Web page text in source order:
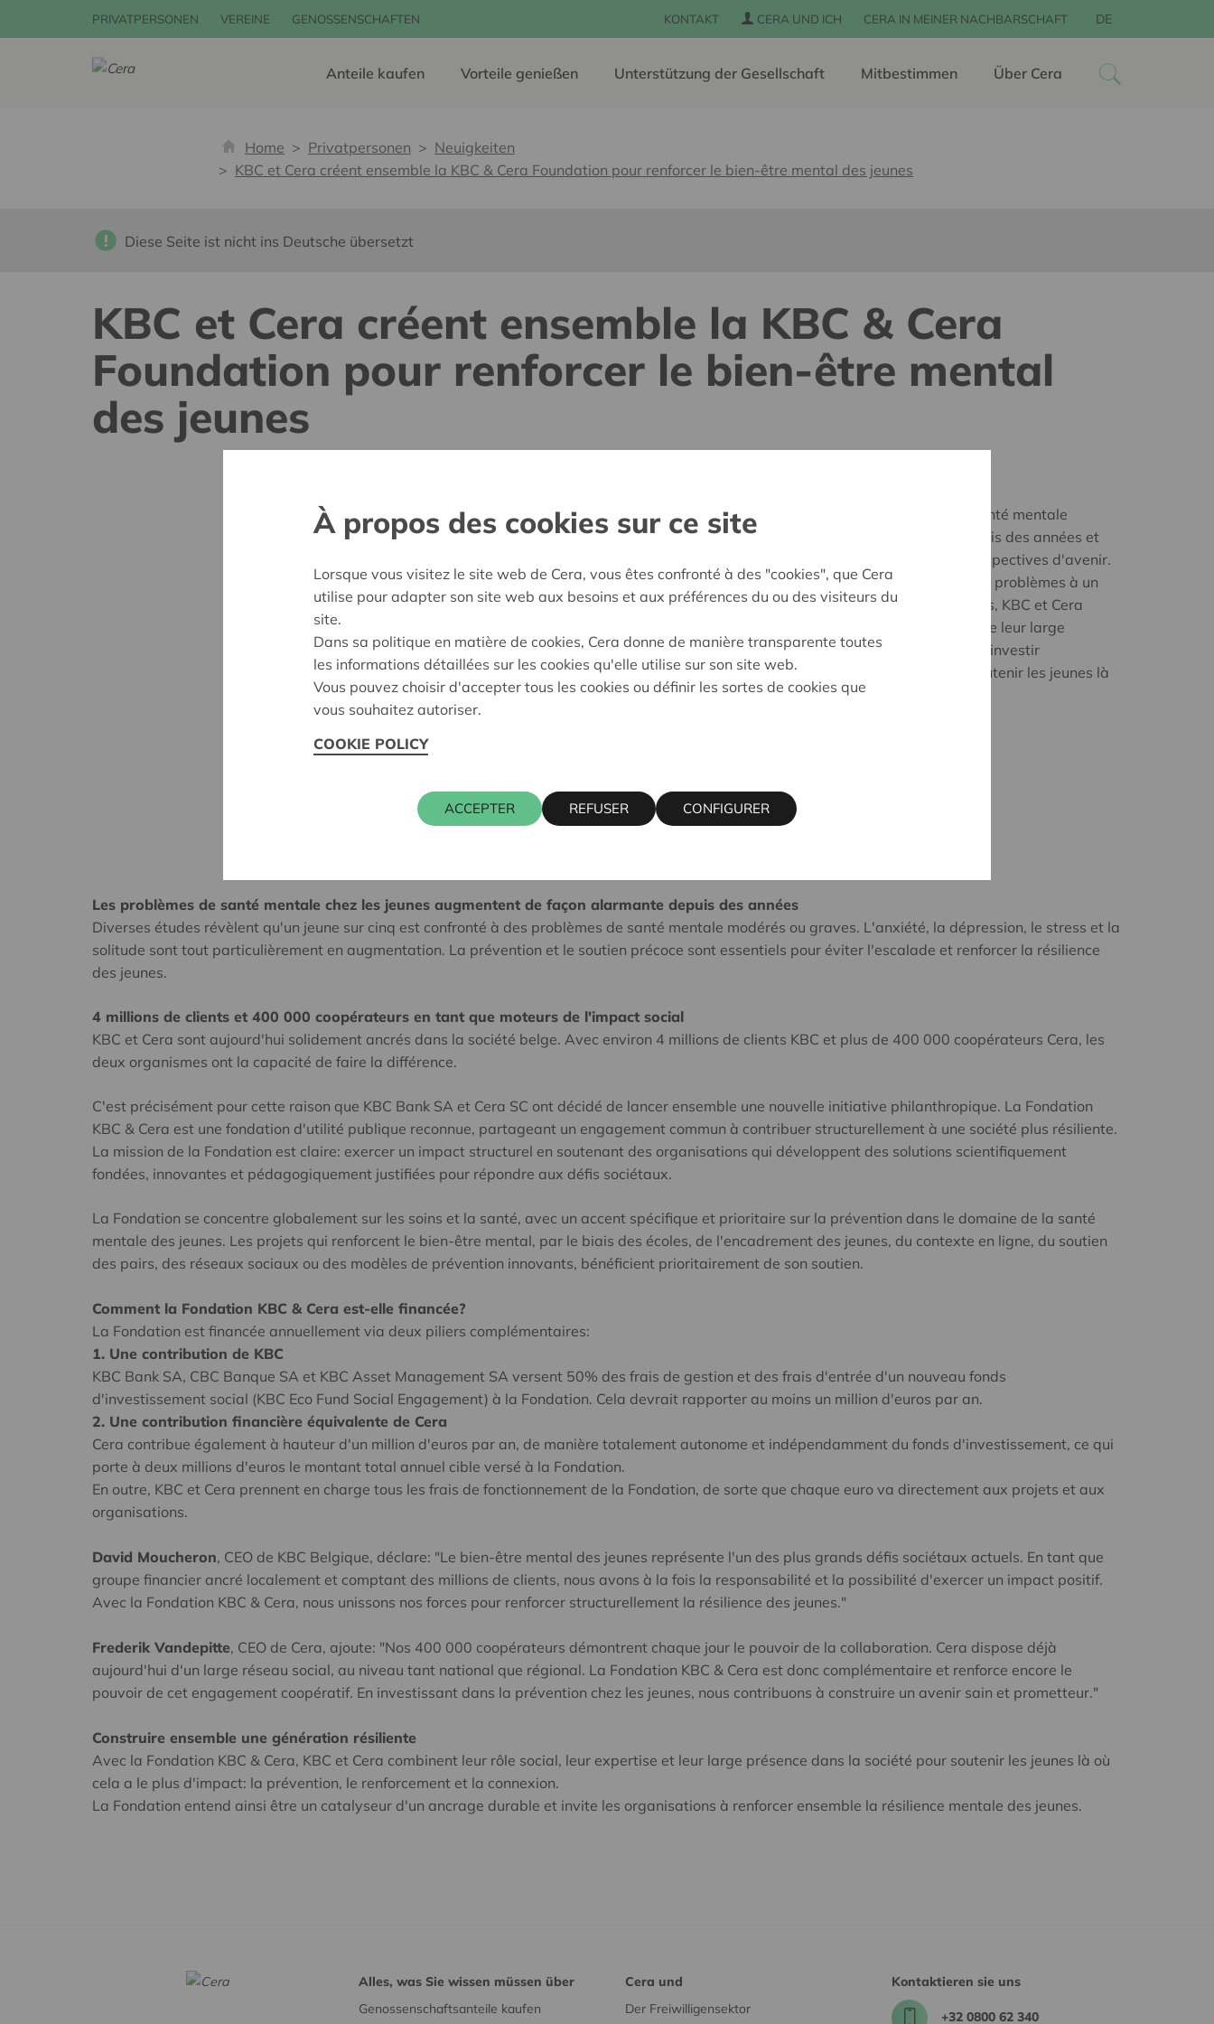
PRIVATPERSONEN VEREINE GENOSSENSCHAFTEN KONTAKT CERA UND ICH CERA IN MEINER NACHBARSCHAFT DE
Anteile kaufen Vorteile genießen Unterstützung der Gesellschaft Mitbestimmen Über Cera
Home Privatpersonen
Neuigkeiten
KBC et Cera créent ensemble la KBC & Cera Foundation pour renforcer le bien-être mental des jeunes
Diese Seite ist nicht ins Deutsche übersetzt
KBC et Cera créent ensemble la KBC & Cera
Foundation pour renforcer le bien-être mental
des jeunes
Un jeune sur cinq est confronté à des problèmes de santé mentale
modérés ou graves, une tendance qui s'accentue depuis des années et
qui pèse de plus en plus sur leur bien-être et leurs perspectives d'avenir.
Parce que la prévention est essentielle pour traiter ces problèmes à un
stade précoce et pour renforcer la résilience des jeunes, KBC et Cera
créent conjointement la Fondation KBC & Cera. Forts de leur large
ancrage social, KBC et Cera unissent leurs forces pour investir
structurellement dans le bien-être mental et mieux soutenir les jeunes là
où cela a le plus d'impact.
Les problèmes de santé mentale chez les jeunes augmentent de façon alarmante depuis des années
Diverses études révèlent qu'un jeune sur cinq est confronté à des problèmes de santé mentale modérés ou graves. L'anxiété, la dépression, le stress et la
solitude sont tout particulièrement en augmentation. La prévention et le soutien précoce sont essentiels pour éviter l'escalade et renforcer la résilience
des jeunes.
4 millions de clients et 400 000 coopérateurs en tant que moteurs de l'impact social
KBC et Cera sont aujourd'hui solidement ancrés dans la société belge. Avec environ 4 millions de clients KBC et plus de 400 000 coopérateurs Cera, les
deux organismes ont la capacité de faire la différence.
C'est précisément pour cette raison que KBC Bank SA et Cera SC ont décidé de lancer ensemble une nouvelle initiative philanthropique. La Fondation
KBC & Cera est une fondation d'utilité publique reconnue, partageant un engagement commun à contribuer structurellement à une société plus résiliente.
La mission de la Fondation est claire: exercer un impact structurel en soutenant des organisations qui développent des solutions scientifiquement
fondées, innovantes et pédagogiquement justifiées pour répondre aux défis sociétaux.
La Fondation se concentre globalement sur les soins et la santé, avec un accent spécifique et prioritaire sur la prévention dans le domaine de la santé
mentale des jeunes. Les projets qui renforcent le bien-être mental, par le biais des écoles, de l'encadrement des jeunes, du contexte en ligne, du soutien
des pairs, des réseaux sociaux ou des modèles de prévention innovants, bénéficient prioritairement de son soutien.
Comment la Fondation KBC & Cera est-elle financée?
La Fondation est financée annuellement via deux piliers complémentaires:
1. Une contribution de KBC
KBC Bank SA, CBC Banque SA et KBC Asset Management SA versent 50% des frais de gestion et des frais d'entrée d'un nouveau fonds
d'investissement social (KBC Eco Fund Social Engagement) à la Fondation. Cela devrait rapporter au moins un million d'euros par an.
2. Une contribution financière équivalente de Cera
Cera contribue également à hauteur d'un million d'euros par an, de manière totalement autonome et indépendamment du fonds d'investissement, ce qui
porte à deux millions d'euros le montant total annuel cible versé à la Fondation.
En outre, KBC et Cera prennent en charge tous les frais de fonctionnement de la Fondation, de sorte que chaque euro va directement aux projets et aux
organisations.
David Moucheron, CEO de KBC Belgique, déclare: "Le bien-être mental des jeunes représente l'un des plus grands défis sociétaux actuels. En tant que
groupe financier ancré localement et comptant des millions de clients, nous avons à la fois la responsabilité et la possibilité d'exercer un impact positif.
Avec la Fondation KBC & Cera, nous unissons nos forces pour renforcer structurellement la résilience des jeunes."
Frederik Vandepitte, CEO de Cera, ajoute: "Nos 400 000 coopérateurs démontrent chaque jour le pouvoir de la collaboration. Cera dispose déjà
aujourd'hui d'un large réseau social, au niveau tant national que régional. La Fondation KBC & Cera est donc complémentaire et renforce encore le
pouvoir de cet engagement coopératif. En investissant dans la prévention chez les jeunes, nous contribuons à construire un avenir sain et prometteur."
Construire ensemble une génération résiliente
Avec la Fondation KBC & Cera, KBC et Cera combinent leur rôle social, leur expertise et leur large présence dans la société pour soutenir les jeunes là où
cela a le plus d'impact: la prévention, le renforcement et la connexion.
La Fondation entend ainsi être un catalyseur d'un ancrage durable et invite les organisations à renforcer ensemble la résilience mentale des jeunes.
Alles, was Sie wissen müssen über
Genossenschaftsanteile kaufen
Cera und
Der Freiwilligensektor
Kontaktieren sie uns
+32 0800 62 340
À propos des cookies sur ce site
Lorsque vous visitez le site web de Cera, vous êtes confronté à des "cookies", que Cera
utilise pour adapter son site web aux besoins et aux préférences du ou des visiteurs du
site.
Dans sa politique en matière de cookies, Cera donne de manière transparente toutes
les informations détaillées sur les cookies qu'elle utilise sur son site web.
Vous pouvez choisir d'accepter tous les cookies ou définir les sortes de cookies que
vous souhaitez autoriser.
COOKIE POLICY
ACCEPTER REFUSER CONFIGURER